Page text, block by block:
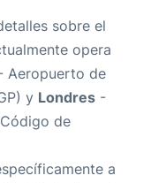
sobre el
opera
Aeropuerto de
y Londres -
de
a